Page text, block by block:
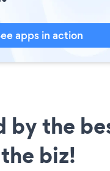
apps in action
by the
the biz!